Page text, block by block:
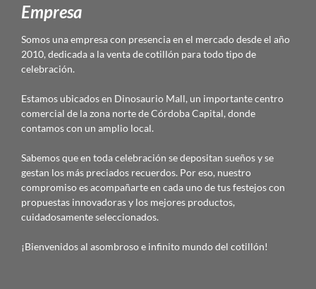
Empresa
Somos una empresa con presencia en el mercado desde el año
2010, dedicada a la venta de cotillón para todo tipo de
celebración.
Estamos ubicados en Dinosaurio Mall, un importante centro
comercial de la zona norte de Córdoba Capital, donde
contamos con un amplio local.
Sabemos que en toda celebración se depositan sueños y se
gestan los más preciados recuerdos. Por eso, nuestro
compromiso es acompañarte en cada uno de tus festejos con
propuestas innovadoras y los mejores productos,
cuidadosamente seleccionados.
¡Bienvenidos al asombroso e infinito mundo del cotillón!